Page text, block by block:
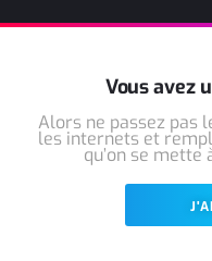
Vous avez
Alors ne passez pas
les internets et
qu’on se mette